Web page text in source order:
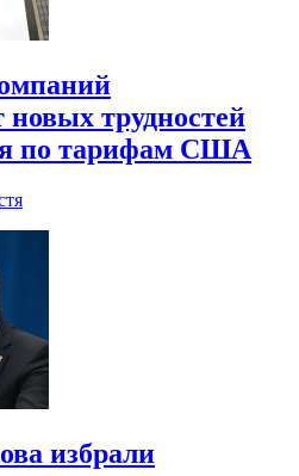
трудностей
по тарифам США
избрали